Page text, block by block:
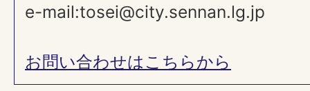
e-mail:tosei@city.sennan.lg.jp
お問い合わせはこちらから